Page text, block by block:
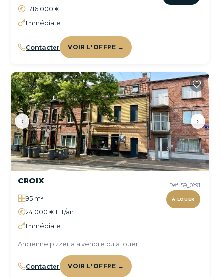
1 716 000 €
Immédiate
Contacter VOIR L'OFFRE →
‹ ›
Réf. 59_0291
À LOUER
CROIX
95 m²
24 000 € HT/an
Immédiate
Ancienne pizzeria à vendre ou à louer !
Contacter VOIR L'OFFRE →